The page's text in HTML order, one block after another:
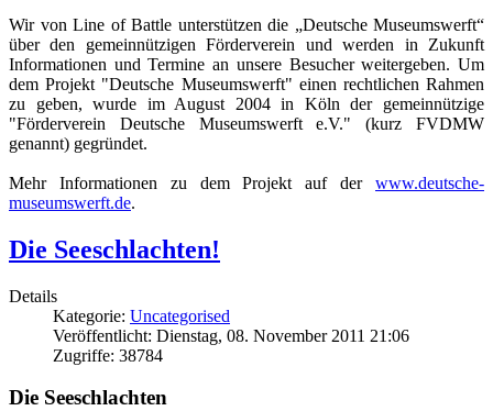
Wir von Line of Battle unterstützen die „Deutsche Museumswerft“
über den gemeinnützigen Förderverein und werden in Zukunft
Informationen und Termine an unsere Besucher weitergeben. Um
dem Projekt "Deutsche Museumswerft" einen rechtlichen Rahmen
zu geben, wurde im August 2004 in Köln der gemeinnützige
"Förderverein Deutsche Museumswerft e.V." (kurz FVDMW
genannt) gegründet.
Mehr Informationen zu dem Projekt auf der www.deutsche-
museumswerft.de.
Die Seeschlachten!
Details
Kategorie: Uncategorised
Veröffentlicht: Dienstag, 08. November 2011 21:06
Zugriffe: 38784
Die Seeschlachten